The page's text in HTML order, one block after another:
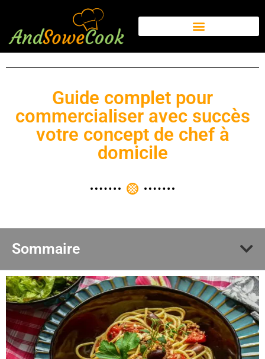
Guide complet pour
commercialiser avec succès
votre concept de chef à
domicile
Sommaire